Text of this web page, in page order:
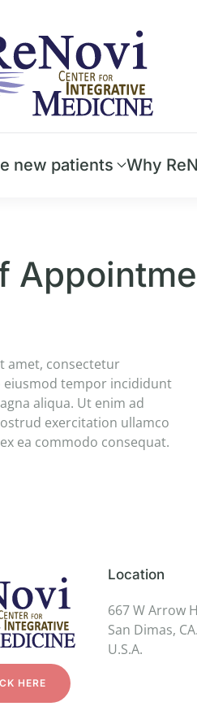
new patients Why
amet, consectetur
eiusmod tempor incididunt
aliqua. Ut enim ad
exercitation ullamco
ea commodo consequat.
HERE
Location
667 W Arrow
San Dimas,
U.S.A.